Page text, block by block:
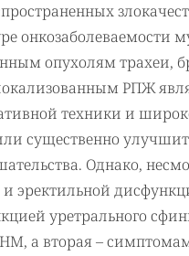
онкозаболеваемости
опухолям трахеи,
РПЖ
техники и
существенно
Однако,
эректильной
уретрального
а вторая –